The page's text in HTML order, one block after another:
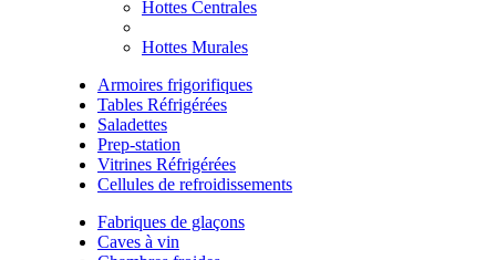
Hottes Centrales
Hottes Murales
Armoires frigorifiques
Tables Réfrigérées
Saladettes
Prep-station
Vitrines Réfrigérées
Cellules de refroidissements
Fabriques de glaçons
Caves à vin